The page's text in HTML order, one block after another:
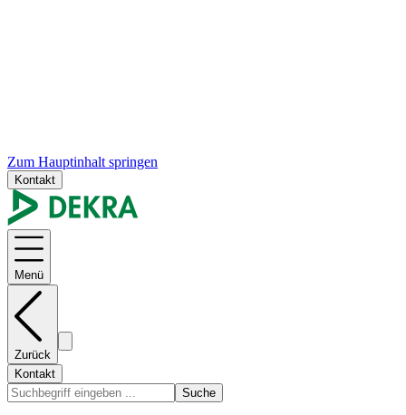
Zum Hauptinhalt springen
Kontakt
Menü
Zurück
Kontakt
Suche